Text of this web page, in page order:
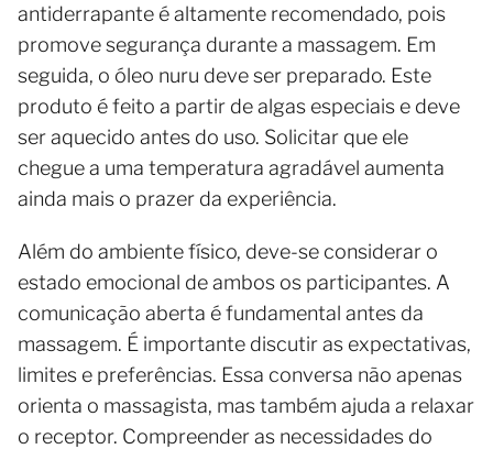
antiderrapante é altamente recomendado, pois
promove segurança durante a massagem. Em
seguida, o óleo nuru deve ser preparado. Este
produto é feito a partir de algas especiais e deve
ser aquecido antes do uso. Solicitar que ele
chegue a uma temperatura agradável aumenta
ainda mais o prazer da experiência.
Além do ambiente físico, deve-se considerar o
estado emocional de ambos os participantes. A
comunicação aberta é fundamental antes da
massagem. É importante discutir as expectativas,
limites e preferências. Essa conversa não apenas
orienta o massagista, mas também ajuda a relaxar
o receptor. Compreender as necessidades do